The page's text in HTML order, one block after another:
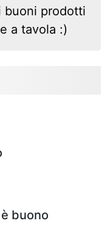
buoni prodotti
a tavola :)
buono